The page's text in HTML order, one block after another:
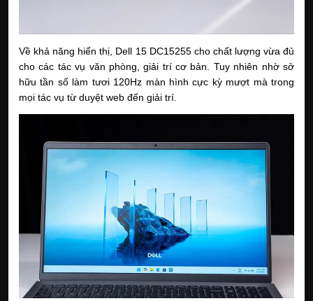
Về khả năng hiển thị, Dell 15 DC15255 cho chất lượng vừa đủ
cho các tác vụ văn phòng, giải trí cơ bản. Tuy nhiên nhờ sở
hữu tần số làm tươi 120Hz màn hình cực kỳ mượt mà trong
mọi tác vụ từ duyệt web đến giải trí.